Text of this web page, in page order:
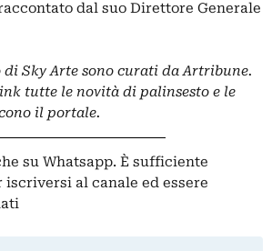
dal suo Direttore Generale
Sky Arte sono curati da Artribune.
tutte le novità di palinsesto e le
il portale.
su Whatsapp. È sufficiente
iscriversi al canale ed essere